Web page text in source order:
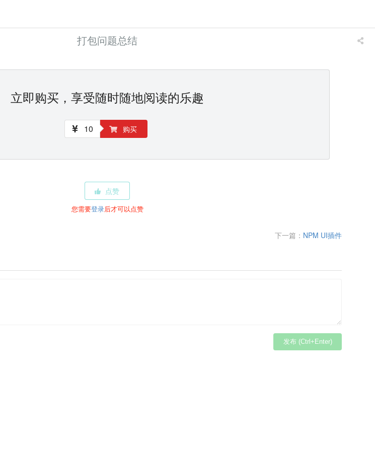
打包问题总结
立即购买，享受随时随地阅读的乐趣
10 购买
点赞
您需要登录后才可以点赞
下一篇： NPM UI插件
发布 (Ctrl+Enter)